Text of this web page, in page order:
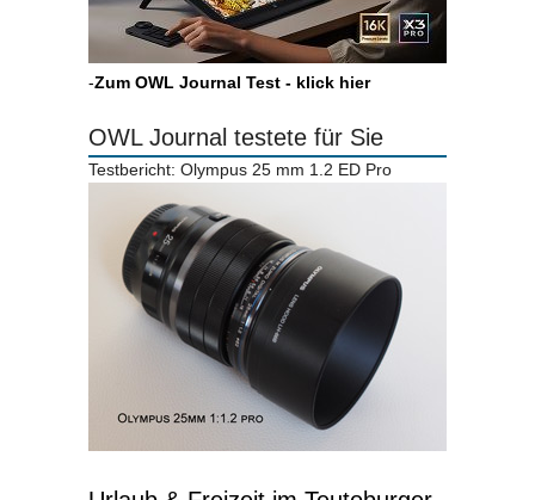
-Zum OWL Journal Test - klick hier
OWL Journal testete für Sie
Testbericht: Olympus 25 mm 1.2 ED Pro